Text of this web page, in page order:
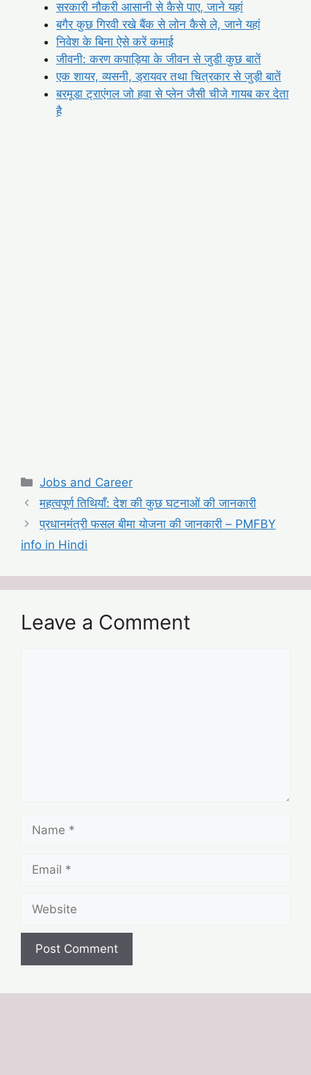
सरकारी नौकरी आसानी से कैसे पाए, जाने यहां
बगैर कुछ गिरवी रखे बैंक से लोन कैसे ले, जाने यहां
निवेश के बिना ऐसे करें कमाई
जीवनी: करण कपाड़िया के जीवन से जुडी कुछ बातें
एक शायर, व्यसनी, ड्रायवर तथा चित्रकार से जुड़ी बातें
बरमूडा ट्राएंगल जो हवा से प्लेन जैसी चीजे गायब कर देता
है
Categories
Jobs and Career
महत्वपूर्ण तिथियाँ: देश की कुछ घटनाओं की जानकारी
प्रधानमंत्री फसल बीमा योजना की जानकारी – PMFBY
info in Hindi
Leave a Comment
Name
Email
Website